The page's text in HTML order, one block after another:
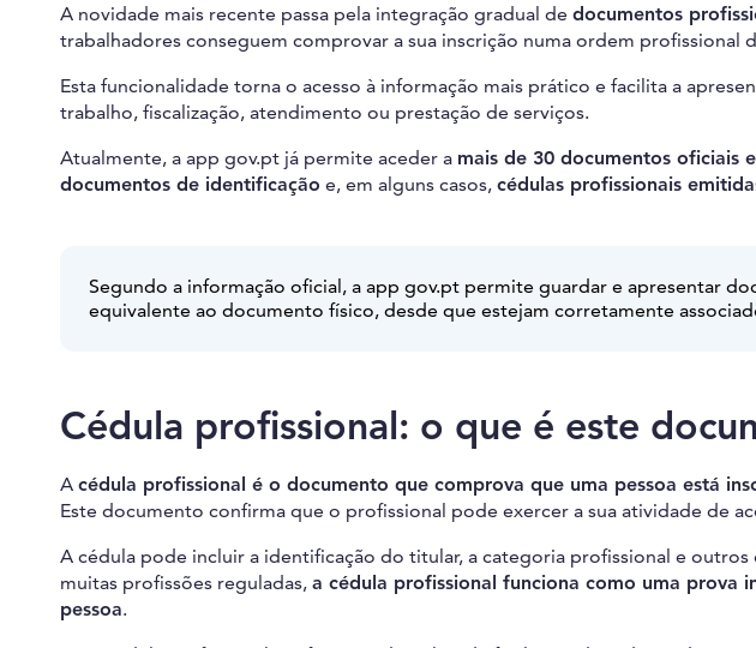
A novidade mais recente passa pela integração gradual de documentos
trabalhadores conseguem comprovar a sua inscrição numa ordem profissional
Esta funcionalidade torna o acesso à informação mais prático e facilita a
trabalho, fiscalização, atendimento ou prestação de serviços.
Atualmente, a app gov.pt já permite aceder a mais de 30 documentos oficiais
documentos de identificação e, em alguns casos, cédulas profissionais
Segundo a informação oficial, a app gov.pt permite guardar e apresentar
equivalente ao documento físico, desde que estejam corretamente
Cédula profissional: o que é este
A cédula profissional é o documento que comprova que uma pessoa está
Este documento confirma que o profissional pode exercer a sua atividade de
A cédula pode incluir a identificação do titular, a categoria profissional e outros
muitas profissões reguladas, a cédula profissional funciona como uma prova
pessoa.